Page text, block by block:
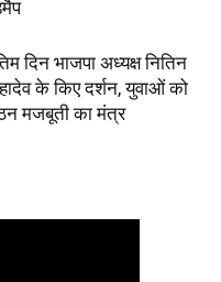
दिन भाजपा अध्यक्ष नितिन
के किए दर्शन, युवाओं को
मजबूती का मंत्र